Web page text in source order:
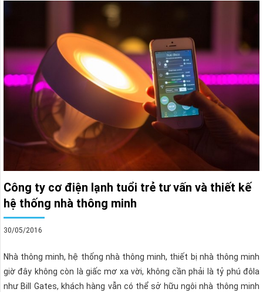
Công ty cơ điện lạnh tuổi trẻ tư vấn và thiết kế
hệ thống nhà thông minh
30/05/2016
Nhà thông minh, hệ thống nhà thông minh, thiết bị nhà thông minh
giờ đây không còn là giấc mơ xa vời, không cần phải là tỷ phú đôla
như Bill Gates, khách hàng vẫn có thể sở hữu ngôi nhà thông minh